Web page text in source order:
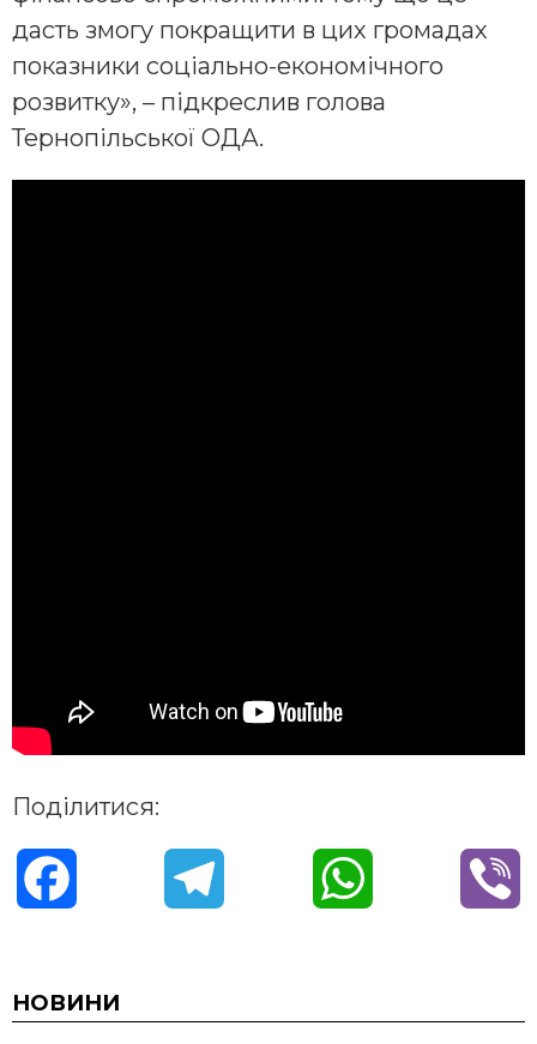
дасть змогу покращити в цих громадах
показники соціально-економічного
розвитку», – підкреслив голова
Тернопільської ОДА.
Поділитися:
c
НОВИНИ